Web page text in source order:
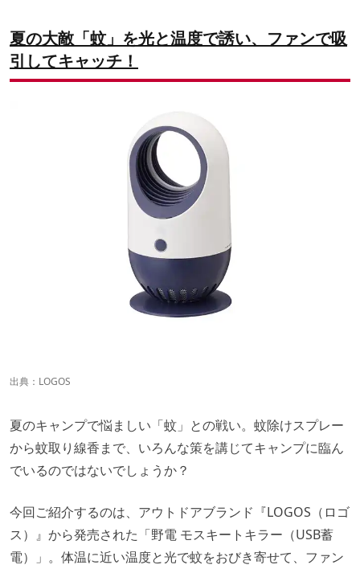
夏の大敵「蚊」を光と温度で誘い、ファンで吸
引してキャッチ！
出典： LOGOS
夏のキャンプで悩ましい「蚊」との戦い。蚊除けスプレー
から蚊取り線香まで、いろんな策を講じてキャンプに臨ん
でいるのではないでしょうか？
今回ご紹介するのは、アウトドアブランド『LOGOS（ロゴ
ス）』から発売された「野電 モスキートキラー（USB蓄
電）」。体温に近い温度と光で蚊をおびき寄せて、ファン